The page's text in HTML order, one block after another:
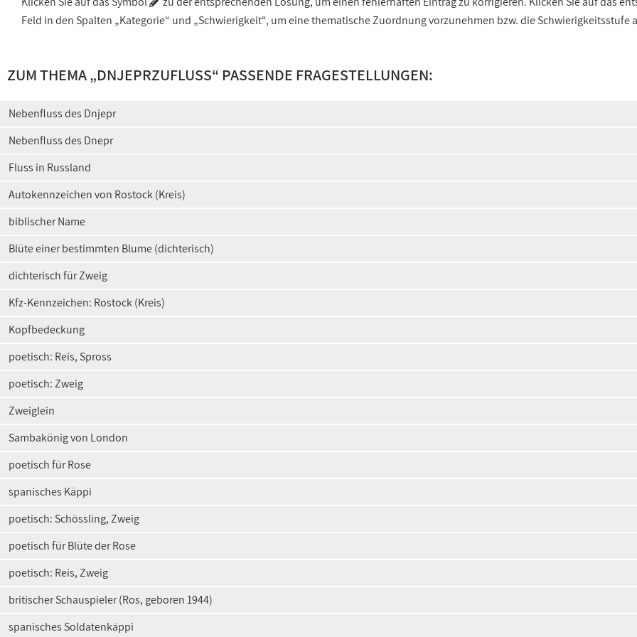
Feld in den Spalten „Kategorie“ und „Schwierigkeit“, um eine thematische Zuordnung vorzunehmen bzw. die Schwierigkeitsstufe
ZUM THEMA „DNJEPRZUFLUSS“ PASSENDE FRAGESTELLUNGEN:
Nebenfluss des Dnjepr
Nebenfluss des Dnepr
Fluss in Russland
Autokennzeichen von Rostock (Kreis)
biblischer Name
Blüte einer bestimmten Blume (dichterisch)
dichterisch für Zweig
Kfz-Kennzeichen: Rostock (Kreis)
Kopfbedeckung
poetisch: Reis, Spross
poetisch: Zweig
Zweiglein
Sambakönig von London
poetisch für Rose
spanisches Käppi
poetisch: Schössling, Zweig
poetisch für Blüte der Rose
poetisch: Reis, Zweig
britischer Schauspieler (Ros, geboren 1944)
spanisches Soldatenkäppi